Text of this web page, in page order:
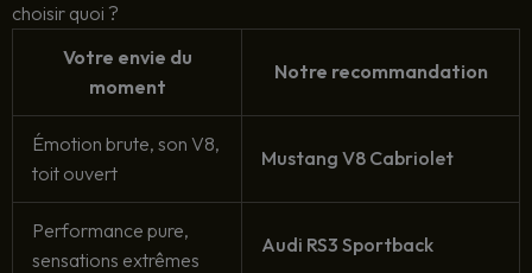
choisir quoi ?
Votre envie du
moment
Notre recommandation
Émotion brute, son V8,
toit ouvert
Mustang V8 Cabriolet
Performance pure,
sensations extrêmes
Audi RS3 Sportback